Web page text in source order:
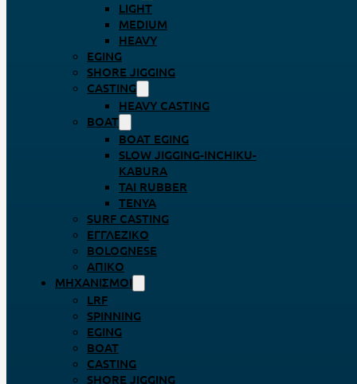
LIGHT
MEDIUM
HEAVY
EGING
SHORE JIGGING
CASTING
HEAVY CASTING
BOAT
BOAT EGING
SLOW JIGGING-INCHIKU-
KABURA
TAI RUBBER
TENYA
SURF CASTING
ΕΓΓΛΈΖΙΚΟ
BOLOGNESE
ΑΠΊΚΟ
ΜΗΧΑΝΙΣΜΟΊ
LRF
SPINNING
EGING
BOAT
CASTING
SHORE JIGGING